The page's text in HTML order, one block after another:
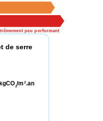
peu performant
de serre
kgCO2/m 2.an